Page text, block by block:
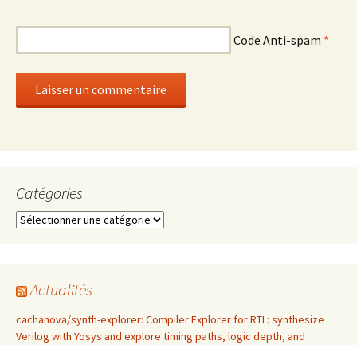
Code Anti-spam *
Catégories
Catégories
Actualités
cachanova/synth-explorer: Compiler Explorer for RTL: synthesize
Verilog with Yosys and explore timing paths, logic depth, and